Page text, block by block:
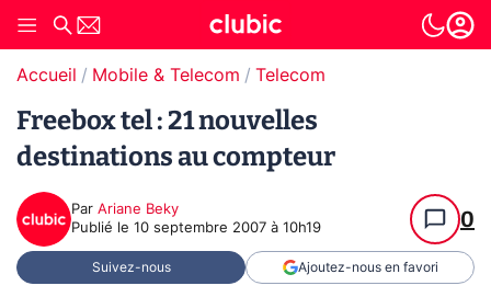
Accueil Mobile & Telecom Telecom
Freebox tel : 21 nouvelles
destinations au compteur
Par Ariane Beky
Publié le 10 septembre 2007 à 10h19 0
Suivez-nous Ajoutez-nous en favori